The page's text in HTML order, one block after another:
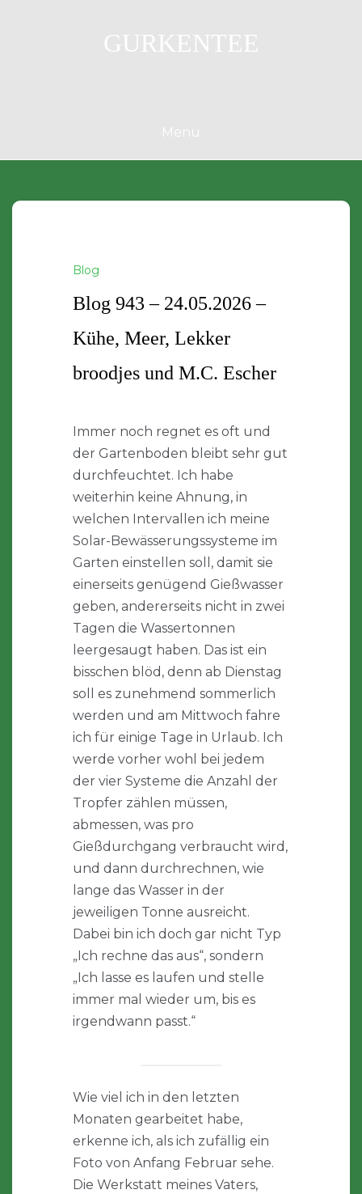
GURKENTEE
Menu
Blog
Blog 943 – 24.05.2026 –
Kühe, Meer, Lekker
broodjes und M.C. Escher
Immer noch regnet es oft und
der Gartenboden bleibt sehr gut
durchfeuchtet. Ich habe
weiterhin keine Ahnung, in
welchen Intervallen ich meine
Solar-Bewässerungssysteme im
Garten einstellen soll, damit sie
einerseits genügend Gießwasser
geben, andererseits nicht in zwei
Tagen die Wassertonnen
leergesaugt haben. Das ist ein
bisschen blöd, denn ab Dienstag
soll es zunehmend sommerlich
werden und am Mittwoch fahre
ich für einige Tage in Urlaub. Ich
werde vorher wohl bei jedem
der vier Systeme die Anzahl der
Tropfer zählen müssen,
abmessen, was pro
Gießdurchgang verbraucht wird,
und dann durchrechnen, wie
lange das Wasser in der
jeweiligen Tonne ausreicht.
Dabei bin ich doch gar nicht Typ
„Ich rechne das aus“, sondern
„Ich lasse es laufen und stelle
immer mal wieder um, bis es
irgendwann passt.“
Wie viel ich in den letzten
Monaten gearbeitet habe,
erkenne ich, als ich zufällig ein
Foto von Anfang Februar sehe.
Die Werkstatt meines Vaters,